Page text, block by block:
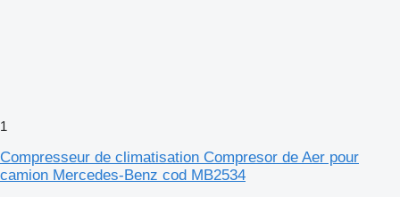
1
Compresseur de climatisation Compresor de Aer pour
camion Mercedes-Benz cod MB2534